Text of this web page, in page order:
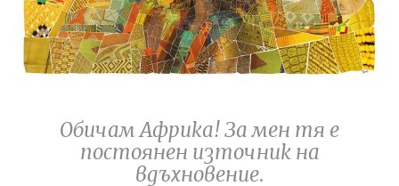
Обичам Африка! За мен тя е
постоянен източник на
вдъхновение.